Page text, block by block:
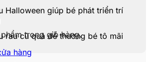
trong giỏ hàng.
hàng
Halloween giúp bé phát triển trí
rau củ quả dễ thương bé tô mãi